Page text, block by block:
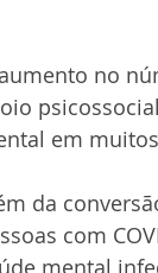
no
em
da
com
mental